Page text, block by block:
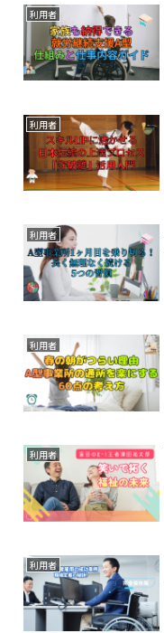
利用者
利用者
利用者
利用者
利用者
利用者